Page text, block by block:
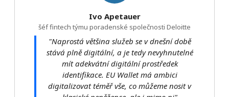
Ivo Apetauer
šéf fintech týmu poradenské společnosti Deloitte
"Naprostá většina služeb se v dnešní době
stává plně digitální, a je tedy nevyhnutelné
mít adekvátní digitální prostředek
identifikace. EU Wallet má ambici
digitalizovat téměř vše, co můžeme nosit v